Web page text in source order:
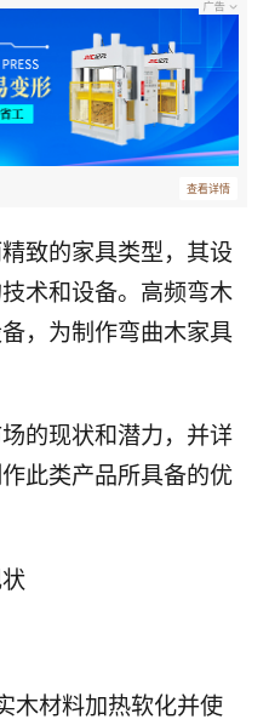
查看详情
致的家具类型，其设
术和设备。高频弯木
，为制作弯曲木家具
的现状和潜力，并详
此类产品所具备的优
木材料加热软化并使